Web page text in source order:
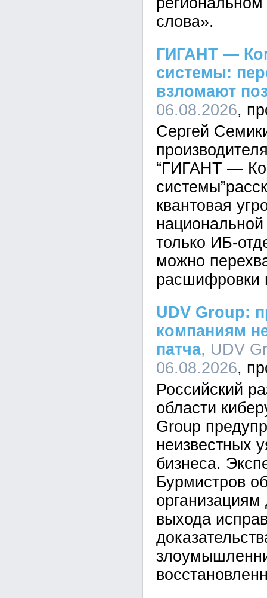
слова».
ГИГАНТ —
системы:
взломают
06.08.2026
Сергей
“ГИГАНТ —
квантовая
только ИБ-
можно
расшифровки
UDV Group:
компаниям
патча, UDV
06.08.2026
Российский
области
Group
неизвестных
бизнеса.
Бурмистров
организациям
выхода